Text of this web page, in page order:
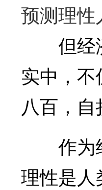
预测理
但经济
实中，不
八百，
作为经
理性是